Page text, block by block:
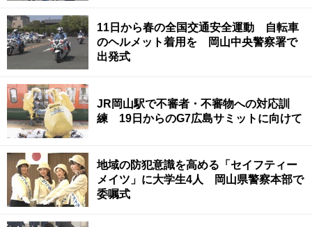
11日から春の全国交通安全運動 自転車
のヘルメット着用を 岡山中央警察署で
出発式
JR岡山駅で不審者・不審物への対応訓
練 19日からのG7広島サミットに向けて
地域の防犯意識を高める「セイフティー
メイツ」に大学生4人 岡山県警察本部で
委嘱式